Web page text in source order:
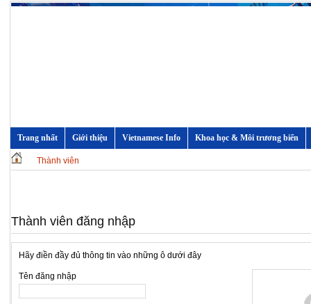
Trang nhất Giới thiệu Vietnamese Info Khoa học & Môi trương biển
Thành viên
Thành viên đăng nhập
Hãy điền đầy đủ thông tin vào những ô dưới đây
Tên đăng nhập